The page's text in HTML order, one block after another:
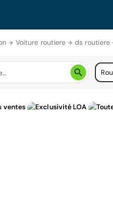
Voiture routiere ds routiere